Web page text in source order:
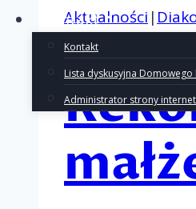
Kontakt
Kontakt
Lista dyskusyjna Domowego
Administrator strony
Aktualności |